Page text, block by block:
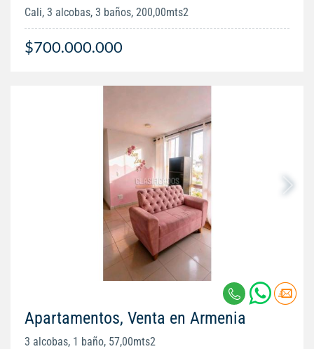
Cali, 3 alcobas, 3 baños, 200,00mts2
$700.000.000
Apartamentos, Venta en Armenia
3 alcobas, 1 baño, 57,00mts2